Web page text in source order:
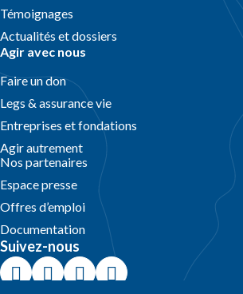
Témoignages
Actualités et dossiers
Agir avec nous
Faire un don
Legs & assurance vie
Entreprises et fondations
Agir autrement
Nos partenaires
Espace presse
Offres d’emploi
Documentation
Suivez-nous